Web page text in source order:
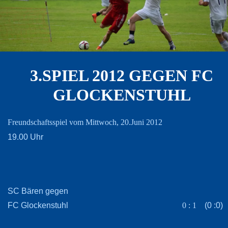
3.SPIEL 2012 GEGEN FC
GLOCKENSTUHL
Freundschaftsspiel vom Mittwoch, 20.Juni 2012
19.00 Uhr
SC Bären gegen
FC Glockenstuhl 0 : 1 (0 :0)